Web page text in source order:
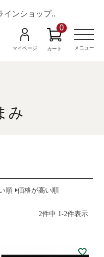
インショップ..
マイページ カート
0
M
e
n
メニュー
み
順 価格が高い順
2件中 1 -2件表示